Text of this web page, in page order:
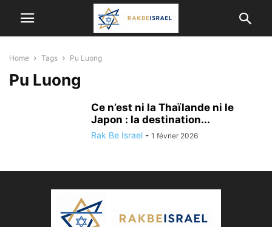
Home Tags Pu Luong
Pu Luong
Ce n’est ni la Thaïlande ni le
Japon : la destination...
Rak Be Israel - 1 février 2026